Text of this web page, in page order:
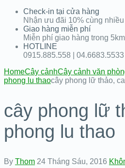
Check-in tại cửa hàng
Nhận ưu đãi 10% cùng
Giao hàng miễn phí
Miễn phí giao hàng trong
HOTLINE
0915.885.558 | 04.6683.5533
HomeCây cảnhCây cảnh văn
phong lu thaocây phong lữ thảo,
cây phong lữ
phong lu thao
By Thom 24 Tháng Sáu, 2016